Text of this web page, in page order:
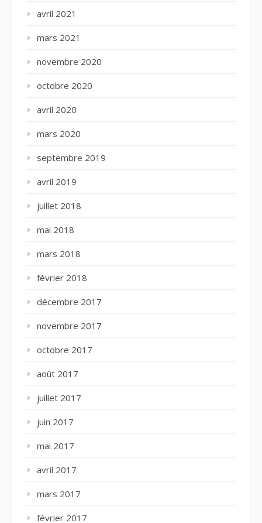
avril 2021
mars 2021
novembre 2020
octobre 2020
avril 2020
mars 2020
septembre 2019
avril 2019
juillet 2018
mai 2018
mars 2018
février 2018
décembre 2017
novembre 2017
octobre 2017
août 2017
juillet 2017
juin 2017
mai 2017
avril 2017
mars 2017
février 2017